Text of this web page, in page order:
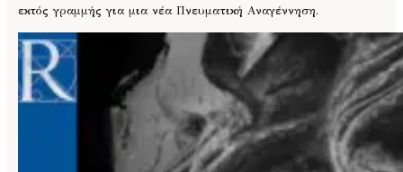
εκτός γραμμής για μια νέα Πνευματική Αναγέννηση.